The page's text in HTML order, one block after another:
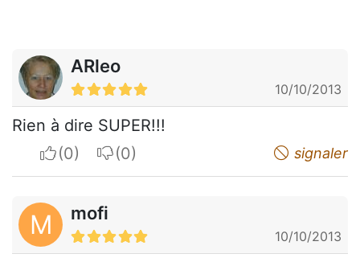
ARleo
10/10/2013
Rien à dire SUPER!!!
I apreciateI do not appreciate signaler
M mofi
10/10/2013